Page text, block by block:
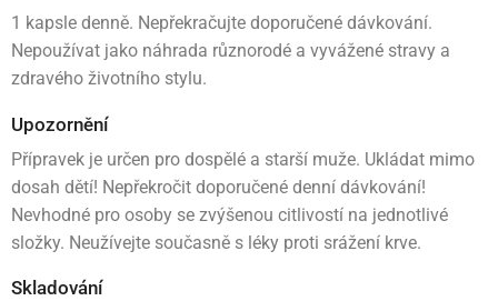
1 kapsle denně. Nepřekračujte doporučené dávkování.
Nepoužívat jako náhrada různorodé a vyvážené stravy a
zdravého životního stylu.
Upozornění
Přípravek je určen pro dospělé a starší muže. Ukládat mimo
dosah dětí! Nepřekročit doporučené denní dávkování!
Nevhodné pro osoby se zvýšenou citlivostí na jednotlivé
složky. Neužívejte současně s léky proti srážení krve.
Skladování